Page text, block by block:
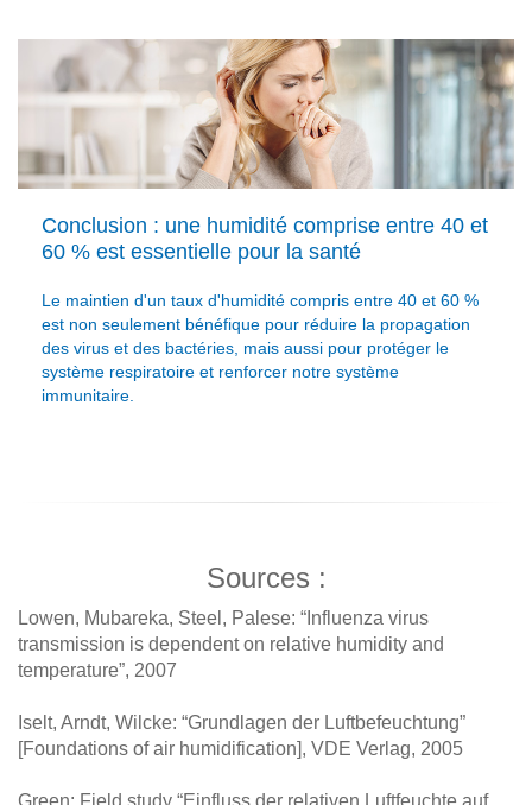
Conclusion : une humidité comprise entre 40 et
60 % est essentielle pour la santé
Le maintien d'un taux d'humidité compris entre 40 et 60 %
est non seulement bénéfique pour réduire la propagation
des virus et des bactéries, mais aussi pour protéger le
système respiratoire et renforcer notre système
immunitaire.
Sources :
Lowen, Mubareka, Steel, Palese: “Influenza virus
transmission is dependent on relative humidity and
temperature”, 2007
Iselt, Arndt, Wilcke: “Grundlagen der Luftbefeuchtung”
[Foundations of air humidification], VDE Verlag, 2005
Green: Field study “Einfluss der relativen Luftfeuchte auf